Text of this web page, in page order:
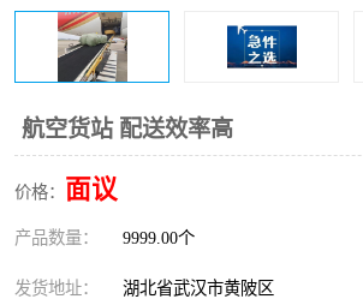
航空货站 配送效率高
价格： 面议
产品数量： 9999.00个
发货地址： 湖北省武汉市黄陂区